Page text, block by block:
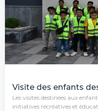
Visite des enfants
Les visites destinées aux
initiatives récréatives et